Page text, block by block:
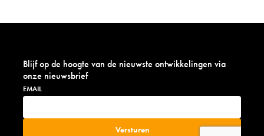
Blijf op de hoogte van de nieuwste ontwikkelingen via
onze nieuwsbrief